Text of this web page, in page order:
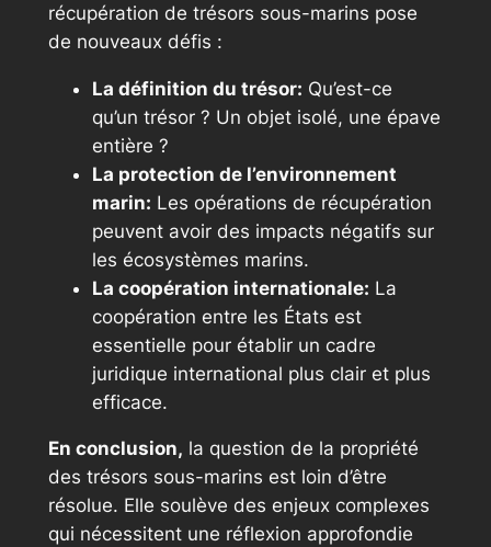
récupération de trésors sous-marins pose
de nouveaux défis :
La définition du trésor: Qu’est-ce
qu’un trésor ? Un objet isolé, une épave
entière ?
La protection de l’environnement
marin: Les opérations de récupération
peuvent avoir des impacts négatifs sur
les écosystèmes marins.
La coopération internationale: La
coopération entre les États est
essentielle pour établir un cadre
juridique international plus clair et plus
efficace.
En conclusion, la question de la propriété
des trésors sous-marins est loin d’être
résolue. Elle soulève des enjeux complexes
qui nécessitent une réflexion approfondie